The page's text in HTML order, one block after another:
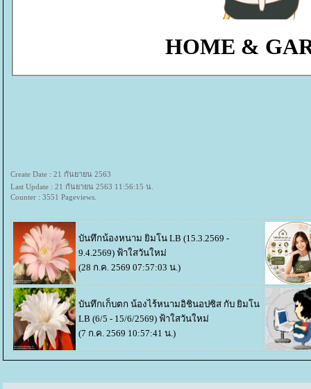
HOME &
Create Date : 21 กันยายน 2563
Last Update : 21 กันยายน 2563 11:56:15 น.
Counter : 3551 Pageviews.
บันทึกน้องหนาม ยิมโน LB (15.3.2569 -
9.4.2569) ฟ้าใสวันใหม่
(28 ก.ค. 2569 07:57:03 น.)
บันทึกเก็บตก น้องไร้หนามอิชินอปซิส กับ ยิมโน
LB (6/5 - 15/6/2569) ฟ้าใสวันใหม่
(7 ก.ค. 2569 10:57:41 น.)